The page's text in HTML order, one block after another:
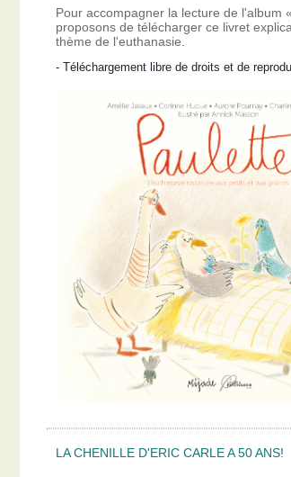
Pour accompagner la lecture de l'album
proposons de télécharger ce livret
thème de l'euthanasie.
- Téléchargement libre de droits et de
LA CHENILLE D'ERIC CARLE A 50 ANS!